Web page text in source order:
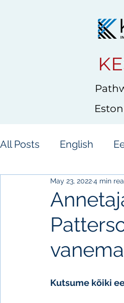
All Posts English
May 23, 20224 min
Kutsume kõiki